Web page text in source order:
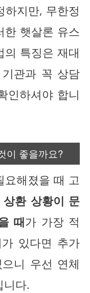
하지만, 무한정
한 햇살론 유스
의 특징은 재대
관과 꼭 상담
인하셔야 합니
이 좋을까요?
요해졌을 때 고
환 상황이 문
때가 가장 적
있다면 추가
니 우선 연체
니다.